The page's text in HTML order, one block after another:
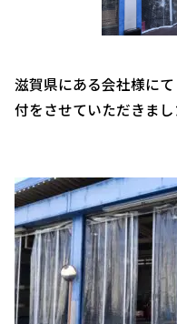
滋賀県にある会社様に
付をさせていただきま